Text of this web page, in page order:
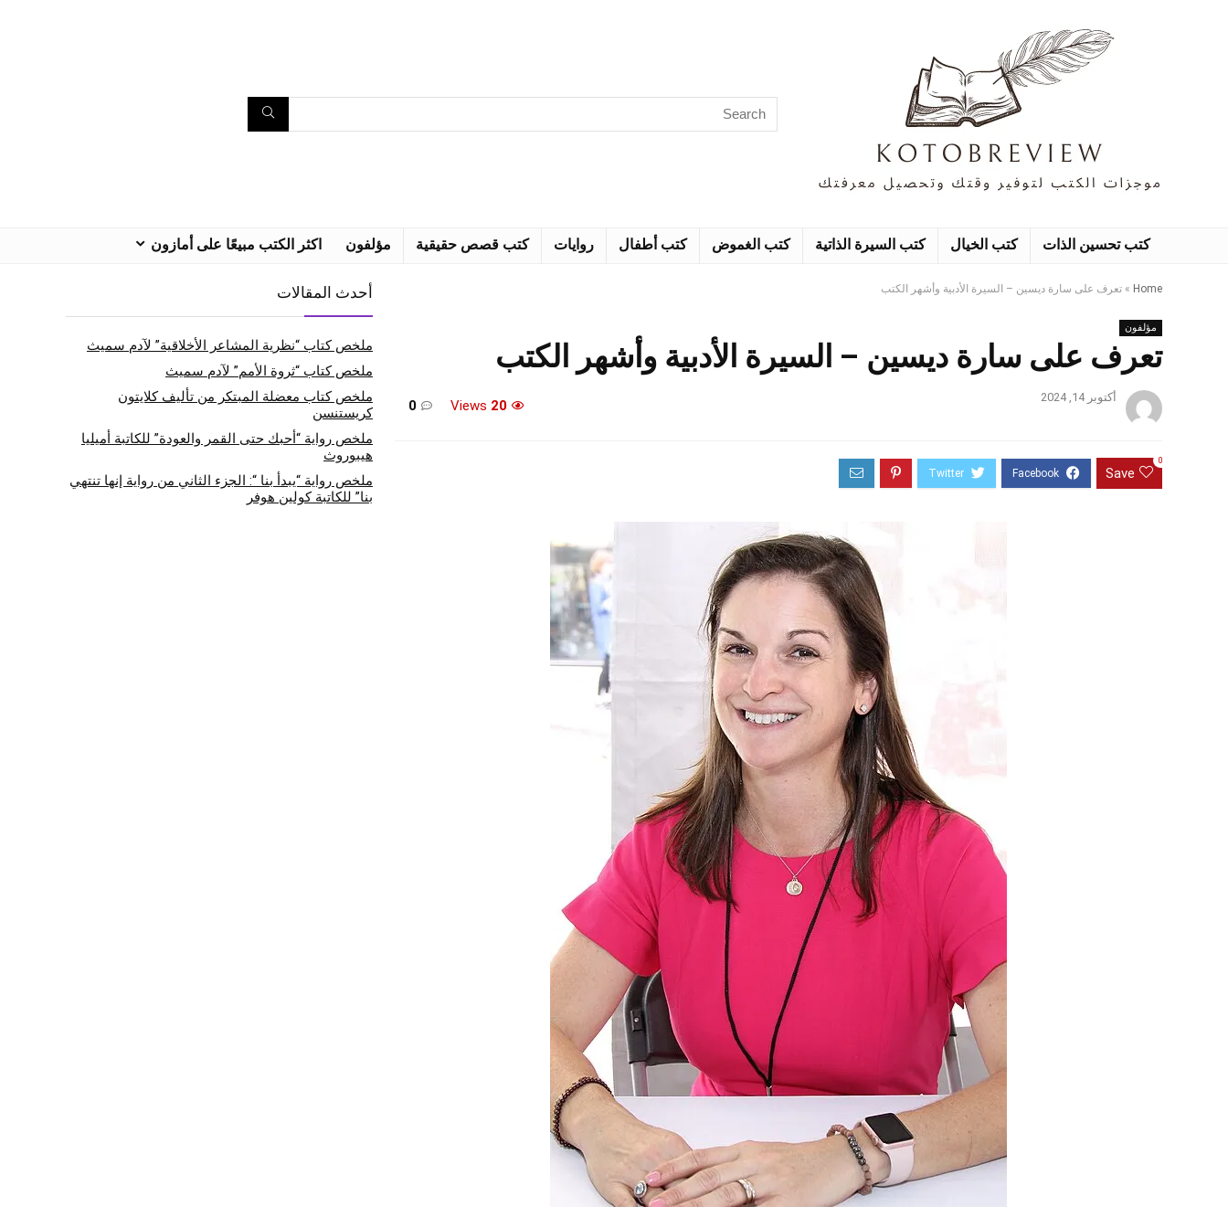
كتب تحسين الذات كتب الخيال كتب السيرة الذاتية كتب الغموض كتب أطفال روايات كتب قصص حقيقية مؤلفون اكثر الكتب مبيعًا على أمازون
Home
» تعرف على سارة ديسين – السيرة الأدبية وأشهر الكتب
مؤلفون
تعرف على سارة ديسين – السيرة الأدبية وأشهر الكتب
أكتوبر 14, 2024
20
0
Save
0
أحدث المقالات
ملخص كتاب “نظرية المشاعر الأخلاقية” لآدم سميث
ملخص كتاب “ثروة الأمم” لآدم سميث
ملخص كتاب معضلة المبتكر من تأليف كلايتون
كريستنسن
ملخص رواية “أحبك حتى القمر والعودة” للكاتبة أميليا
هيبوروث
ملخص رواية “يبدأ بنا “: الجزء الثاني من رواية إنها تنتهي
بنا” للكاتبة كولين هوفر